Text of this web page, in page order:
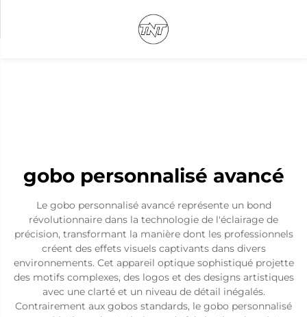
gobo personnalisé avancé
Le gobo personnalisé avancé représente un bond
révolutionnaire dans la technologie de l'éclairage de
précision, transformant la manière dont les professionnels
créent des effets visuels captivants dans divers
environnements. Cet appareil optique sophistiqué projette
des motifs complexes, des logos et des designs artistiques
avec une clarté et un niveau de détail inégalés.
Contrairement aux gobos standards, le gobo personnalisé